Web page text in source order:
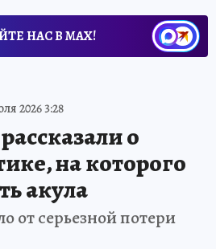
НАС В МАХ!
2026 3:28
о
на которого
акула
от серьезной потери